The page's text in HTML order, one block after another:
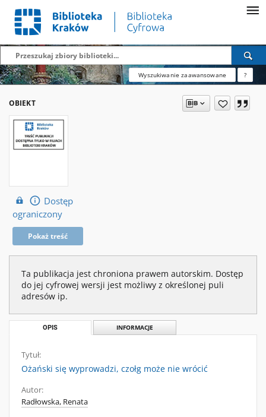
Wyszukiwanie zaawansowane ?
OBIEKT
Dostęp
ograniczony
Pokaż treść
Ta publikacja jest chroniona prawem autorskim. Dostęp
do jej cyfrowej wersji jest możliwy z określonej puli
adresów ip.
OPIS INFORMACJE
Tytuł:
Ożański się wyprowadzi, czołg może nie wrócić
Autor:
Radłowska, Renata